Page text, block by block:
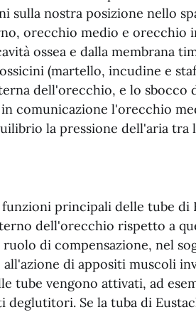
sulla nostra posizione nello
orecchio medio e orecchio
ossea e dalla membrana
(martello, incudine e
dell'orecchio, e lo sbocco
comunicazione l'orecchio
la pressione dell'aria tra
principali delle tube di
dell'orecchio rispetto a
di compensazione, nel
di appositi muscoli
tube vengono attivati, ad
deglutitori. Se la tuba di